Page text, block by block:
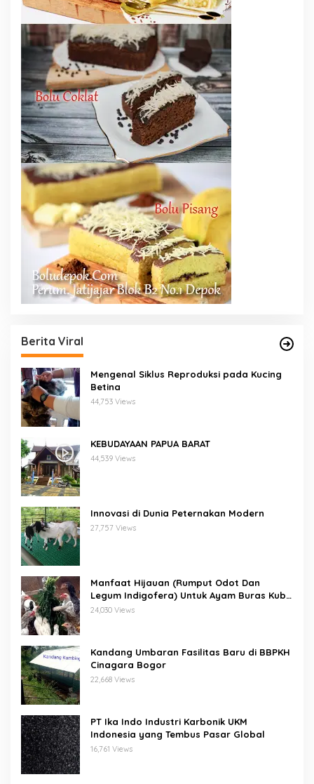
Berita Viral
Mengenal Siklus Reproduksi pada Kucing
Betina
44,753 Views
KEBUDAYAAN PAPUA BARAT
44,539 Views
Innovasi di Dunia Peternakan Modern
27,757 Views
Manfaat Hijauan (Rumput Odot Dan
Legum Indigofera) Untuk Ayam Buras Kub
Dan Sensi
24,030 Views
Kandang Umbaran Fasilitas Baru di BBPKH
Cinagara Bogor
22,668 Views
PT Ika Indo Industri Karbonik UKM
Indonesia yang Tembus Pasar Global
16,761 Views